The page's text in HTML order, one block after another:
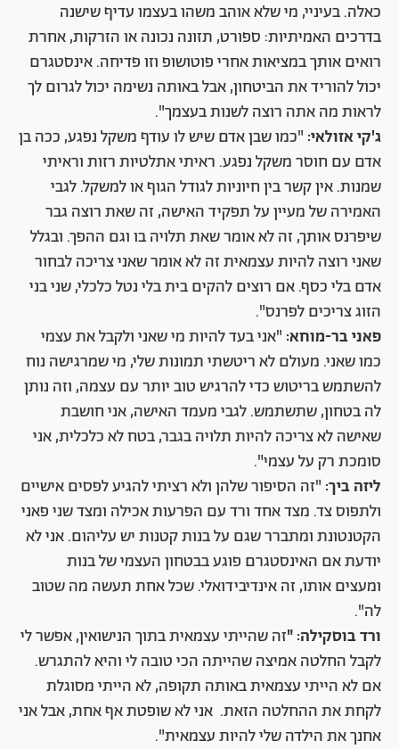
כאלה. בעיניי, מי שלא אוהב משהו בעצמו עדיף שישנה
בדרכים האמיתיות: ספורט, תזונה נכונה או הזרקות, אחרת
רואים אותך במציאות אחרי פוטושופ וזו פדיחה. אינסטגרם
יכול להוריד את הביטחון, אבל באותה נשימה יכול לגרום לך
לראות מה אתה רוצה לשנות בעצמך".
ג'קי אזולאי: "כמו שבן אדם שיש לו עודף משקל נפגע, ככה בן
אדם עם חוסר משקל נפגע. ראיתי אתלטיות רזות וראיתי
שמנות. אין קשר בין חיוניות לגודל הגוף או למשקל. לגבי
האמירה של מעיין על תפקיד האישה, זה שאת רוצה גבר
שיפרנס אותך, זה לא אומר שאת תלויה בו וגם ההפך. ובגלל
שאני רוצה להיות עצמאית זה לא אומר שאני צריכה לבחור
אדם בלי כסף. אם רוצים להקים בית בלי נטל כלכלי, שני בני
הזוג צריכים לפרנס".
פאני בר-מוחא: "אני בעד להיות מי שאני ולקבל את עצמי
כמו שאני. מעולם לא ריטשתי תמונות שלי, מי שמרגישה נוח
להשתמש בריטוש כדי להרגיש טוב יותר עם עצמה, וזה נותן
לה בטחון, שתשתמש. לגבי מעמד האישה, אני חושבת
שאישה לא צריכה להיות תלויה בגבר, בטח לא כלכלית, אני
סומכת רק על עצמי".
ליזה ביך: "זה הסיפור שלהן ולא רציתי להגיע לפסים אישיים
ולתפוס צד. מצד אחד ורד עם הפרעות אכילה ומצד שני פאני
הקטנטונת ומתברר שגם על בנות קטנות יש עליהום. אני לא
יודעת אם האינסטגרם פוגע בבטחון העצמי של בנות
ומעצים אותו, זה אינדיבידואלי. שכל אחת תעשה מה שטוב
לה".
ורד בוסקילה: "זה שהייתי עצמאית בתוך הנישואין, אפשר לי
לקבל החלטה אמיצה שהייתה הכי טובה לי והיא להתגרש.
אם לא הייתי עצמאית באותה תקופה, לא הייתי מסוגלת
לקחת את ההחלטה הזאת. אני לא שופטת אף אחת, אבל אני
אחנך את הילדה שלי להיות עצמאית".